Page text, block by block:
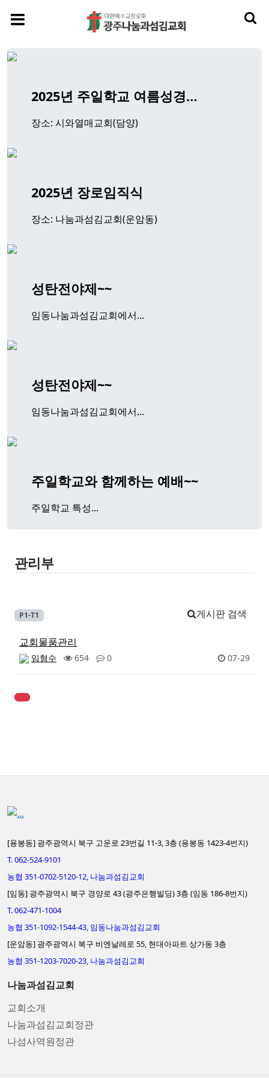
2025년 주일학교 여름성경…
장소: 시와열매교회(담양)
2025년 장로임직식
장소: 나눔과섬김교회(운암동)
성탄전야제~~
임동나눔과섬김교회에서...
성탄전야제~~
임동나눔과섬김교회에서...
주일학교와 함께하는 예배~~
주일학교 특성...
관리부
P1-T1 게시판 검색
교회물품관리
임형수 654 0 07-29
[용봉동] 광주광역시 북구 고운로 23번길 11-3, 3층 (용봉동 1423-4번지)
T. 062-524-9101
농협 351-0702-5120-12, 나눔과섬김교회
[임동] 광주광역시 북구 경양로 43 (광주은행빌딩) 3층 (임동 186-8번지)
T. 062-471-1004
농협 351-1092-1544-43, 임동나눔과섬김교회
[운암동] 광주광역시 북구 비엔날레로 55, 현대아파트 상가동 3층
농협 351-1203-7020-23, 나눔과섬김교회
나눔과섬김교회
교회소개
나눔과섬김교회정관
나섬사역원정관